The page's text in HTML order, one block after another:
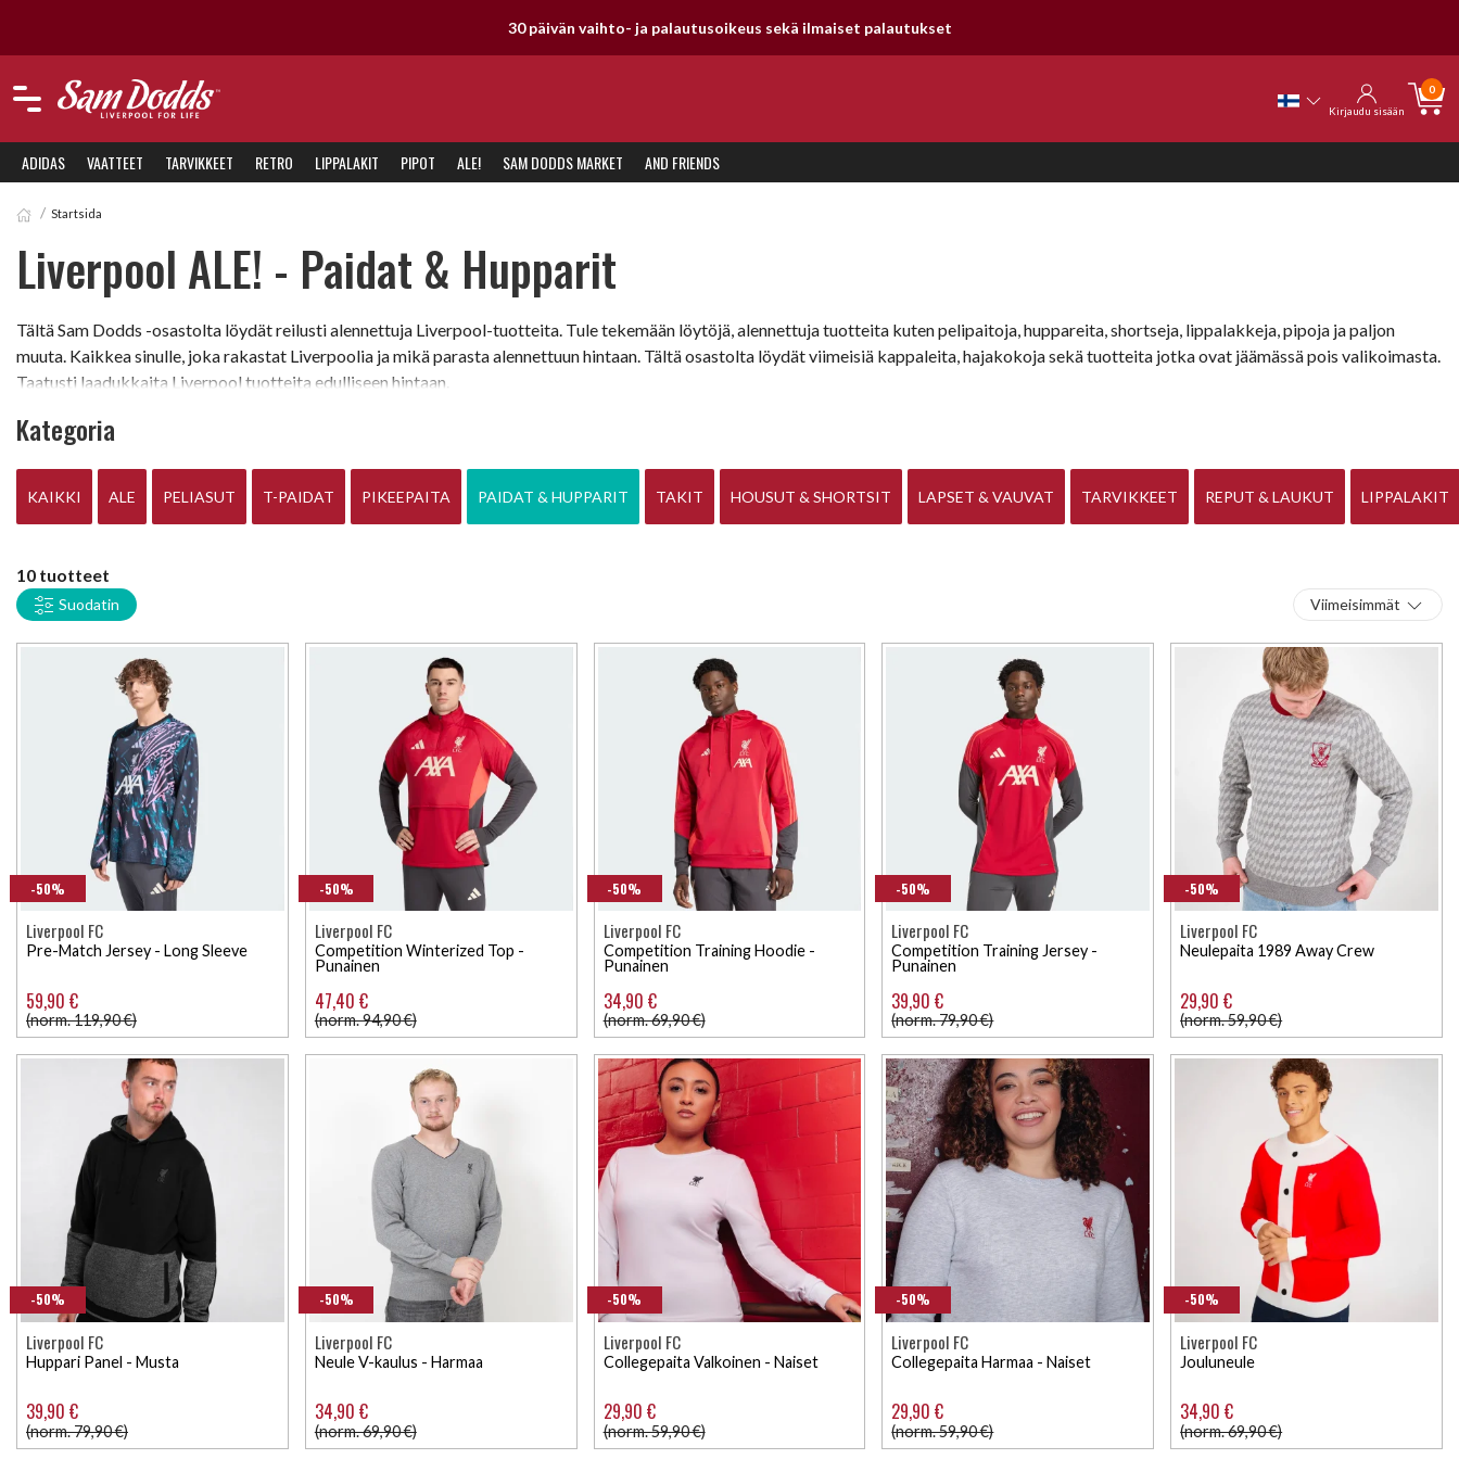
30 päivän vaihto- ja palautusoikeus sekä ilmaiset palautukset
Kirjaudu sisään
0
ADIDAS VAATTEET TARVIKKEET RETRO LIPPALAKIT PIPOT ALE! SAM DODDS MARKET AND FRIENDS
Startsida
Liverpool ALE! - Paidat & Hupparit
Tältä Sam Dodds -osastolta löydät reilusti alennettuja Liverpool-tuotteita. Tule tekemään löytöjä, alennettuja tuotteita kuten pelipaitoja, huppareita, shortseja, lippalakkeja, pipoja ja paljon
muuta. Kaikkea sinulle, joka rakastat Liverpoolia ja mikä parasta alennettuun hintaan. Tältä osastolta löydät viimeisiä kappaleita, hajakokoja sekä tuotteita jotka ovat jäämässä pois valikoimasta.
Taatusti laadukkaita Liverpool tuotteita edulliseen hintaan.
Kategoria
KAIKKI ALE PELIASUT T-PAIDAT PIKEEPAITA PAIDAT & HUPPARIT TAKIT HOUSUT & SHORTSIT LAPSET & VAUVAT TARVIKKEET REPUT & LAUKUT LIPPALAKIT
10 tuotteet
Suodatin Viimeisimmät
-50%
Liverpool FC
Pre-Match Jersey - Long Sleeve
59,90 €
(norm. 119,90 €)
-50%
Liverpool FC
Competition Winterized Top -
Punainen
47,40 €
(norm. 94,90 €)
-50%
Liverpool FC
Competition Training Hoodie -
Punainen
34,90 €
(norm. 69,90 €)
-50%
Liverpool FC
Competition Training Jersey -
Punainen
39,90 €
(norm. 79,90 €)
-50%
Liverpool FC
Neulepaita 1989 Away Crew
29,90 €
(norm. 59,90 €)
-50%
Liverpool FC
Huppari Panel - Musta
39,90 €
(norm. 79,90 €)
-50%
Liverpool FC
Neule V-kaulus - Harmaa
34,90 €
(norm. 69,90 €)
-50%
Liverpool FC
Collegepaita Valkoinen - Naiset
29,90 €
(norm. 59,90 €)
-50%
Liverpool FC
Collegepaita Harmaa - Naiset
29,90 €
(norm. 59,90 €)
-50%
Liverpool FC
Jouluneule
34,90 €
(norm. 69,90 €)